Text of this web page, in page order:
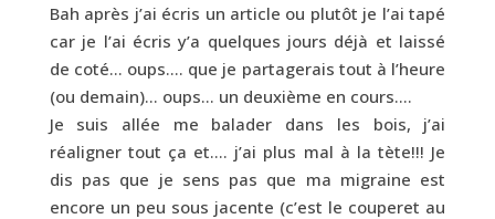
Bah après j’ai écris un article ou plutôt je l’ai tapé
car je l’ai écris y’a quelques jours déjà et laissé
de coté… oups…. que je partagerais tout à l’heure
(ou demain)… oups… un deuxième en cours….
Je suis allée me balader dans les bois, j’ai
réaligner tout ça et…. j’ai plus mal à la tète!!! Je
dis pas que je sens pas que ma migraine est
encore un peu sous jacente (c’est le couperet au